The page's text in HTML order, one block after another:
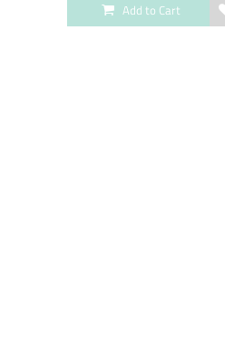
Add to Cart